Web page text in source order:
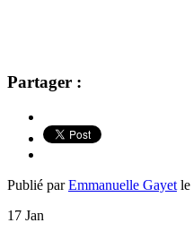
Partager :
Publié parEmmanuelle Gayet le
17 Jan